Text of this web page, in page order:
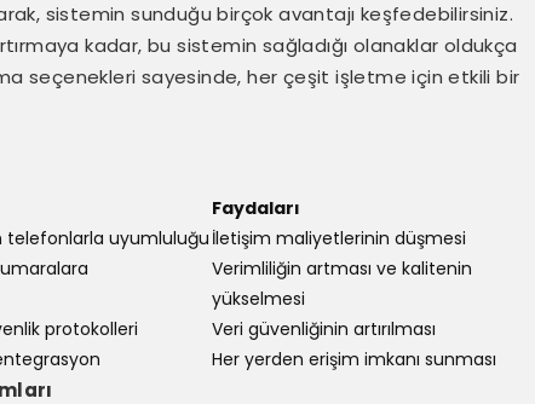
sistemin sunduğu birçok avantajı keşfedebilirsiniz.
kadar, bu sistemin sağladığı olanaklar oldukça
seçenekleri sayesinde, her çeşit işletme için etkili bir
Faydaları
telefonlarla uyumluluğu İletişim maliyetlerinin düşmesi
Verimliliğin artması ve kalitenin
yükselmesi
protokolleri
Veri güvenliğinin artırılması
Her yerden erişim imkanı sunması